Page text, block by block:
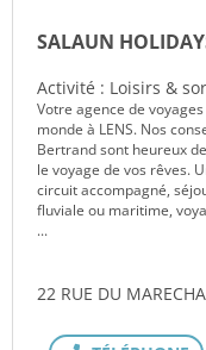
SALAUN
Activité : Loisirs &
Votre agence de
monde à LENS. Nos
Bertrand sont heureux
le voyage de vos rêves.
circuit accompagné,
fluviale ou maritime,
...
22 RUE DU